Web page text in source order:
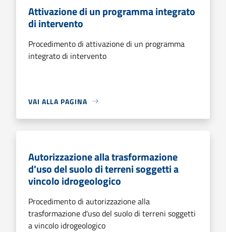
Attivazione di un programma integrato
di intervento
Procedimento di attivazione di un programma
integrato di intervento
VAI ALLA PAGINA
Autorizzazione alla trasformazione
d'uso del suolo di terreni soggetti a
vincolo idrogeologico
Procedimento di autorizzazione alla
trasformazione d'uso del suolo di terreni soggetti
a vincolo idrogeologico